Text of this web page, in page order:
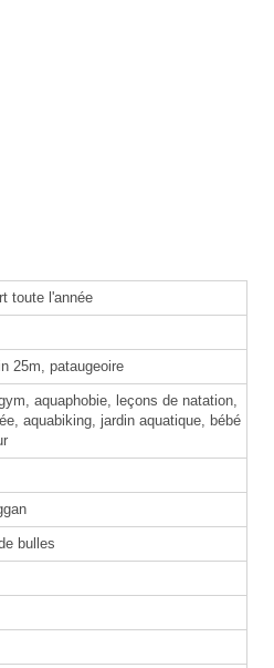
toute l'année
25m, pataugeoire
aquaphobie, leçons de natation,
aquabiking, jardin aquatique, bébé
bulles